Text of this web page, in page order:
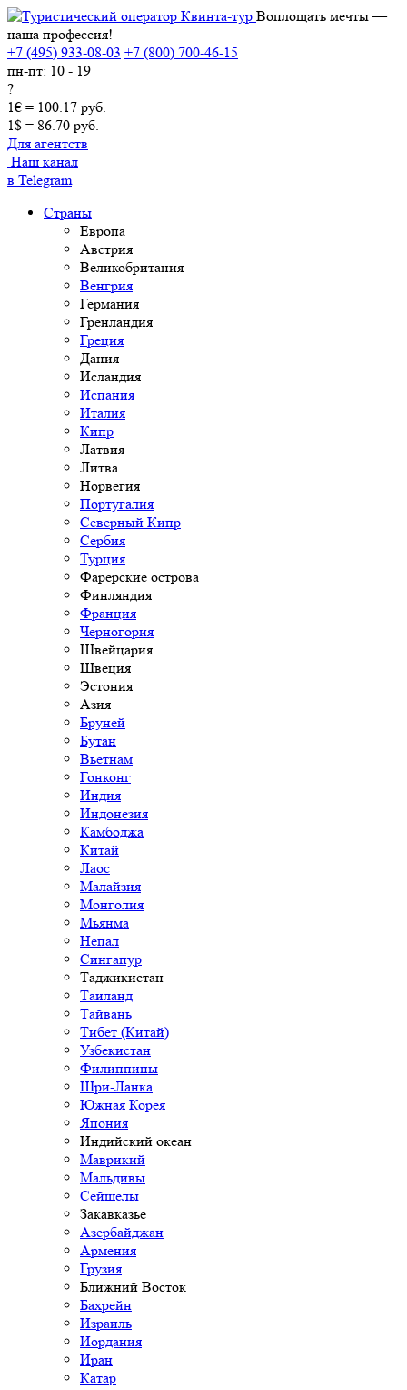
Воплощать мечты —
наша профессия!
+7 (495) 933-08-03 +7 (800) 700-46-15
пн-пт: 10 - 19
?
1€ = 100.17 руб.
1$ = 86.70 руб.
Для агентств
Наш канал
в Telegram
Страны
Европа
Австрия
Великобритания
Венгрия
Германия
Гренландия
Греция
Дания
Исландия
Испания
Италия
Кипр
Латвия
Литва
Норвегия
Португалия
Северный Кипр
Сербия
Турция
Фарерские острова
Финляндия
Франция
Черногория
Швейцария
Швеция
Эстония
Азия
Бруней
Бутан
Вьетнам
Гонконг
Индия
Индонезия
Камбоджа
Китай
Лаос
Малайзия
Монголия
Мьянма
Непал
Сингапур
Таджикистан
Таиланд
Тайвань
Тибет (Китай)
Узбекистан
Филиппины
Шри-Ланка
Южная Корея
Япония
Индийский океан
Маврикий
Мальдивы
Сейшелы
Закавказье
Азербайджан
Армения
Грузия
Ближний Восток
Бахрейн
Израиль
Иордания
Иран
Катар